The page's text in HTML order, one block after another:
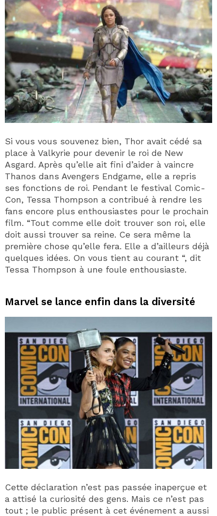
Si vous vous souvenez bien, Thor avait cédé sa
place à Valkyrie pour devenir le roi de New
Asgard. Après qu’elle ait fini d’aider à vaincre
Thanos dans Avengers Endgame, elle a repris
ses fonctions de roi. Pendant le festival Comic-
Con, Tessa Thompson a contribué à rendre les
fans encore plus enthousiastes pour le prochain
film. “Tout comme elle doit trouver son roi, elle
doit aussi trouver sa reine. Ce sera même la
première chose qu’elle fera. Elle a d’ailleurs déjà
quelques idées. On vous tient au courant “, dit
Tessa Thompson à une foule enthousiaste.
Marvel se lance enfin dans la diversité
Cette déclaration n’est pas passée inaperçue et
a attisé la curiosité des gens. Mais ce n’est pas
tout ; le public présent à cet événement a aussi